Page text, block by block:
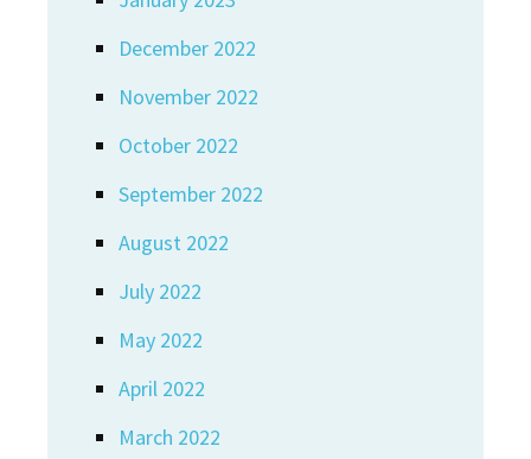
December 2022
November 2022
October 2022
September 2022
August 2022
July 2022
May 2022
April 2022
March 2022